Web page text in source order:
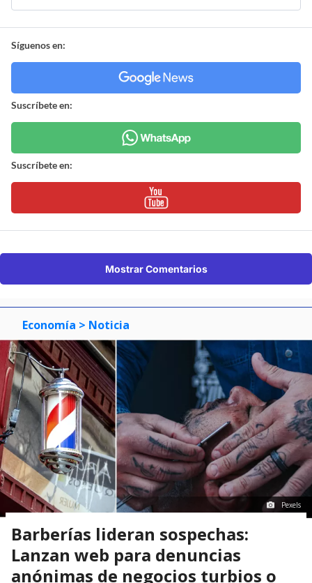
Síguenos en:
Suscríbete en:
Suscríbete en:
Mostrar Comentarios
Economía > Noticia
Pexels
Barberías lideran sospechas:
Lanzan web para denuncias
anónimas de negocios turbios o